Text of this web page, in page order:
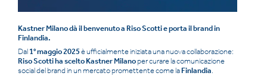
Kastner Milano dà il benvenuto a Riso Scotti e porta il brand in
Finlandia.
Dal 1° maggio 2025 è ufficialmente iniziata una nuova collaborazione:
Riso Scotti ha scelto Kastner Milanoper curare la comunicazione
social del brand in un mercato promettente come laFinlandia.